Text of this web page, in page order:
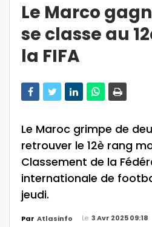
Le Marco
se classe au
la FIFA
Le Maroc grimpe de
retrouver le 12è rang
Classement de la
internationale de
jeudi.
Par Atlasinfo Le 3 Avr 2025 09:18